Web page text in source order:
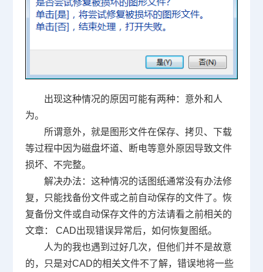
出现这种情况的原因可能有两种：意外和人
为。
所谓意外，就是图形文件在保存、拷贝、下载
等过程中因为磁盘坏道、断电等意外原因导致文件
损坏、不完整。
解决办法：这种情况的话图纸通常没有办法修
复，只能找备份文件或之前自动保存的文件了。恢
复备份文件或自动保存文件的方法请看之前相关的
文章：
CAD出现错误异常后，如何恢复图纸。
人为的我也遇到过好几次，但他们并不是故意
的，只是对CAD的相关文件不了解，错误地将一些